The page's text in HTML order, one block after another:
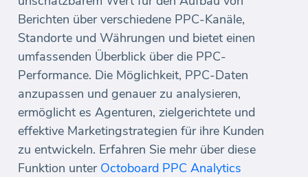
Berichten über verschiedene PPC-Kanäle,
Standorte und Währungen und bietet einen
umfassenden Überblick über die PPC-
Performance. Die Möglichkeit, PPC-Daten
anzupassen und genauer zu analysieren,
ermöglicht es Agenturen, zielgerichtete und
effektive Marketingstrategien für ihre Kunden
zu entwickeln. Erfahren Sie mehr über diese
Funktion unter Octoboard PPC Analytics